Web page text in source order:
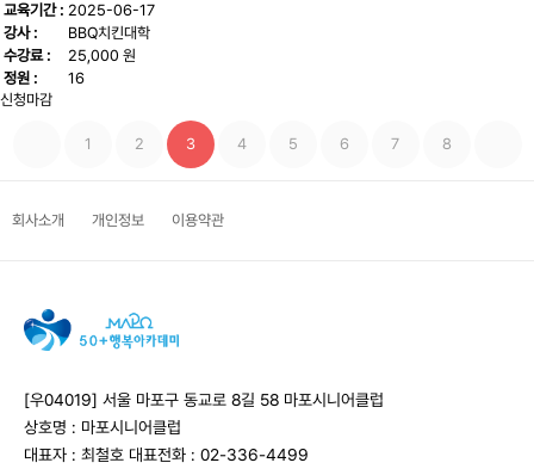
교육기간 : 2025-06-17
강사 :
BBQ치킨대학
수강료 :
25,000 원
정원 :
16
신청마감
1 2 3 4 5 6 7 8
회사소개 개인정보 이용약관
[우04019] 서울 마포구 동교로 8길 58 마포시니어클럽
상호명 : 마포시니어클럽
대표자 : 최철호 대표전화 : 02-336-4499